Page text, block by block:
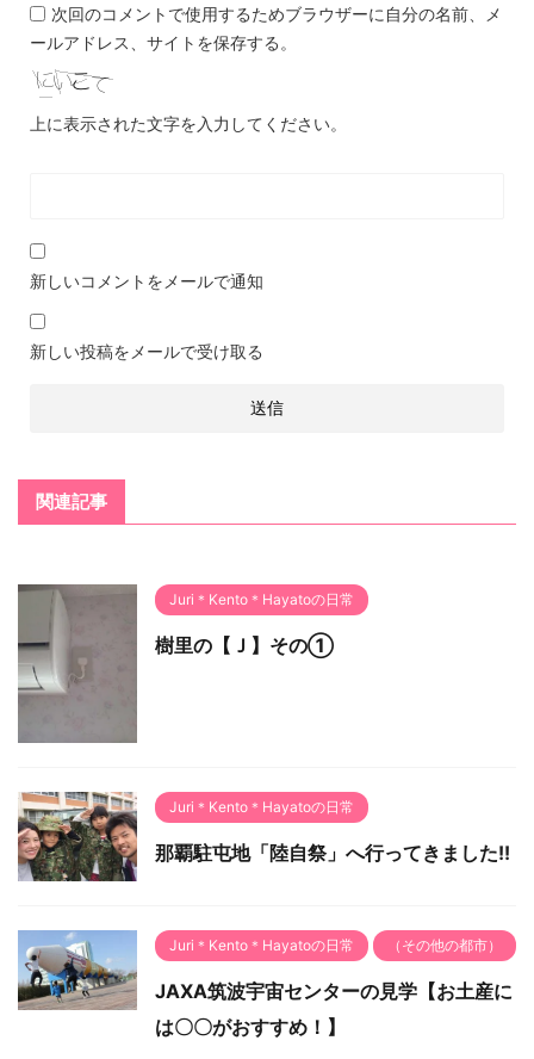
次回のコメントで使用するためブラウザーに自分の名前、メ
ールアドレス、サイトを保存する。
上に表示された文字を入力してください。
新しいコメントをメールで通知
新しい投稿をメールで受け取る
関連記事
Juri＊Kento＊Hayatoの日常
樹里の【Ｊ】その①
Juri＊Kento＊Hayatoの日常
那覇駐屯地「陸自祭」へ行ってきました!!
Juri＊Kento＊Hayatoの日常 （その他の都市）
JAXA筑波宇宙センターの見学【お土産に
は〇〇がおすすめ！】